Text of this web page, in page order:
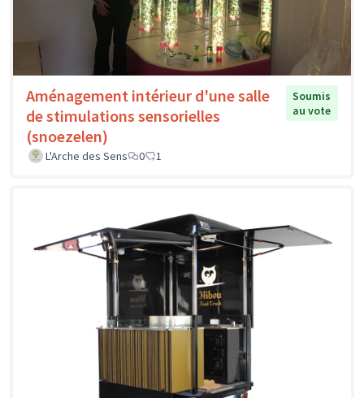
Aménagement intérieur d'une salle
de stimulations sensorielles
(snoezelen)
Soumis
au vote
L'Arche des Sens 0 1